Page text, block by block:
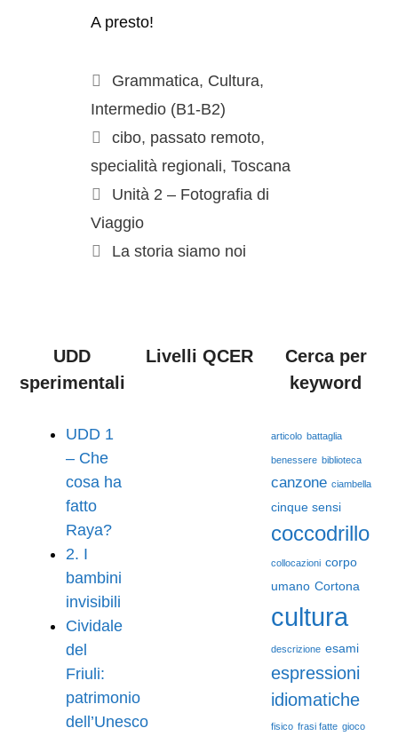
A presto!
Grammatica, Cultura,
Intermedio (B1-B2)
cibo, passato remoto,
specialità regionali,Toscana
Unità 2 – Fotografia di
Viaggio
La storia siamo noi
UDD
sperimentali
UDD 1
– Che
cosa ha
fatto
Raya?
2. I
bambini
invisibili
Cividale
del
Friuli:
patrimonio
dell’Unesco
Livelli QCER
Cerca per
keyword
articolo battaglia
benessere biblioteca
canzone ciambella
cinque sensi
coccodrillo
collocazioni corpo
umano Cortona
cultura
descrizione esami
espressioni
idiomatiche
fisico frasi fatte gioco